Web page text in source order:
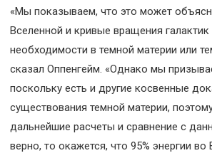
«Мы показываем, что это может
Вселенной и кривые вращения галактик
необходимости в темной материи или
сказал Оппенгейм. «Однако мы
поскольку есть и другие косвенные
существования темной материи,
дальнейшие расчеты и сравнение с
верно, то окажется, что 95% энергии во